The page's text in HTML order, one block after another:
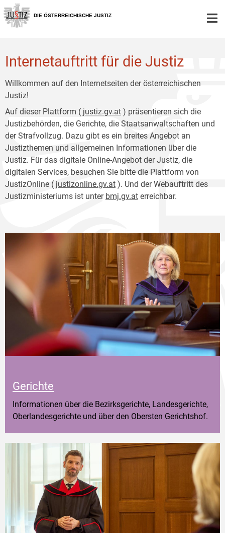
Zur
Hauptnavigation
[1]
Zum
Inhalt
[2]
DIE ÖSTERREICHISCHE JUSTIZ
Internetauftritt für die Justiz
Willkommen auf den Internetseiten der österreichischen
Justiz!
Auf dieser Plattform ( justiz.gv.at ) präsentieren sich die
Justizbehörden, die Gerichte, die Staatsanwaltschaften und
der Strafvollzug. Dazu gibt es ein breites Angebot an
Justizthemen und allgemeinen Informationen über die
Justiz. Für das digitale Online-Angebot der Justiz, die
digitalen Services, besuchen Sie bitte die Plattform von
JustizOnline ( justizonline.gv.at ). Und der Webauftritt des
Justizministeriums ist unter bmj.gv.at erreichbar.
Gerichte
Informationen über die Bezirksgerichte, Landesgerichte,
Oberlandesgerichte und über den Obersten Gerichtshof.